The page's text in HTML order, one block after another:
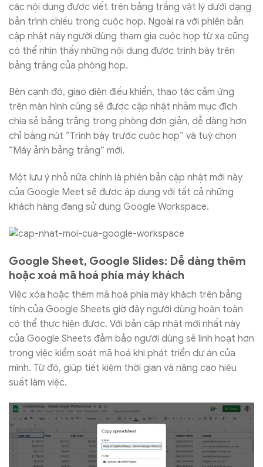
các nội dung được viết trên bảng trắng vật lý dưới dạng
bản trình chiếu trong cuộc họp. Ngoài ra với phiên bản
cập nhật này người dùng tham gia cuộc họp từ xa cũng
có thể nhìn thấy những nội dung được trình bày trên
bảng trắng của phòng họp.
Bên cạnh đó, giao diện điều khiển, thao tác cảm ứng
trên màn hình cũng sẽ được cập nhật nhằm mục đích
chia sẻ bảng trắng trong phòng đơn giản, dễ dàng hơn
chỉ bằng nút “Trình bày trước cuộc họp” và tuỳ chọn
“Máy ảnh bảng trắng” mới.
Một lưu ý nhỏ nữa chính là phiên bản cập nhật mới này
của Google Meet sẽ được áp dụng với tất cả những
khách hàng đang sử dụng Google Workspace.
Google Sheet, Google Slides: Dễ dàng thêm
hoặc xoá mã hoá phía máy khách
Việc xóa hoặc thêm mã hoá phía máy khách trên bảng
tính của Google Sheets giờ đây người dùng hoàn toàn
có thể thực hiện được. Với bản cập nhật mới nhất này
của Google Sheets đảm bảo người dùng sẽ linh hoạt hơn
trong việc kiểm soát mã hoá khi phát triển dự án của
mình. Từ đó, giúp tiết kiệm thời gian và nâng cao hiệu
suất làm việc.